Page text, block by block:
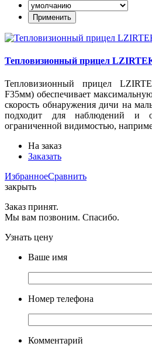
Тепловизионный прицел
Тепловизионный прицел
F35мм) обеспечивает
скорость обнаружения дичи на
подходит для наблюдений и
ограниченной видимостью,
На заказ
Заказать
ИзбранноеСравнить
закрыть
Заказ принят.
Мы вам позвоним. Спасибо.
Узнать цену
Ваше имя
Номер телефона
Комментарий